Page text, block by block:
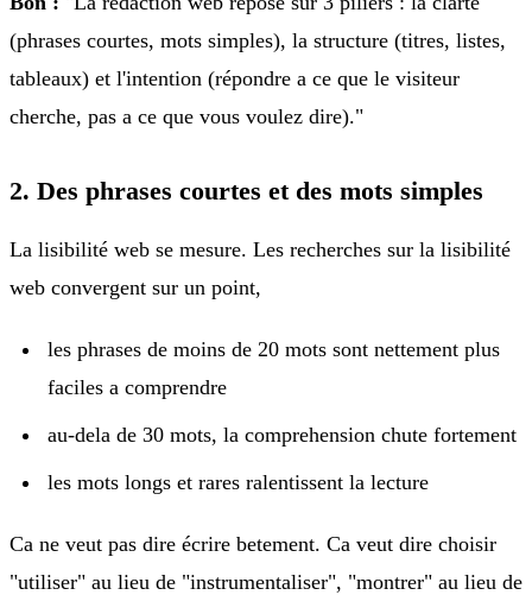
(phrases courtes, mots simples), la structure (titres, listes,
tableaux) et l'intention (répondre a ce que le visiteur
cherche, pas a ce que vous voulez dire)."
2. Des phrases courtes et des mots simples
La lisibilité web se mesure. Les recherches sur la lisibilité
web convergent sur un point,
les phrases de moins de 20 mots sont nettement plus
faciles a comprendre
au-dela de 30 mots, la comprehension chute fortement
les mots longs et rares ralentissent la lecture
Ca ne veut pas dire écrire betement. Ca veut dire choisir
"utiliser" au lieu de "instrumentaliser", "montrer" au lieu de